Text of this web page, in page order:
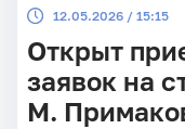
12.05.2026 / 15:15
Открыт
заявок на
М.